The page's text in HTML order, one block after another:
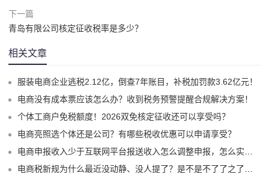
下一篇
青岛有限公司核定征收税率是多少？
相关文章
服装电商企业逃税2.12亿，倒查7年账目，补税加罚款3.62亿元！
电商没有成本票应该怎么办？收到税务预警提醒合规解决方案！
个体工商户免税额度！2026双免核定征收还可以享受吗？
电商亮照选个体还是公司？有哪些税收优惠可以申请享受？
电商申报收入少于互联网平台报送收入怎么调整申报，怎么实现合规申报享受税收优惠！
电商税新规为什么最近没动静、没人提了？是不是不了了之了嘛？